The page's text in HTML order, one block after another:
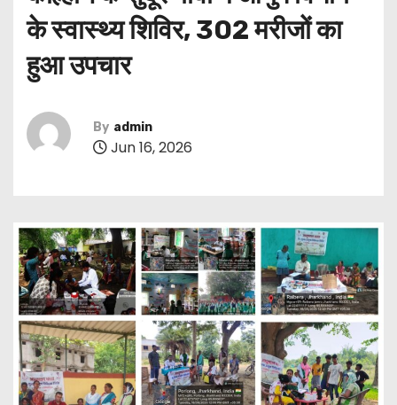
के स्वास्थ्य शिविर, 302 मरीजों का
हुआ उपचार
By admin
Jun 16, 2026